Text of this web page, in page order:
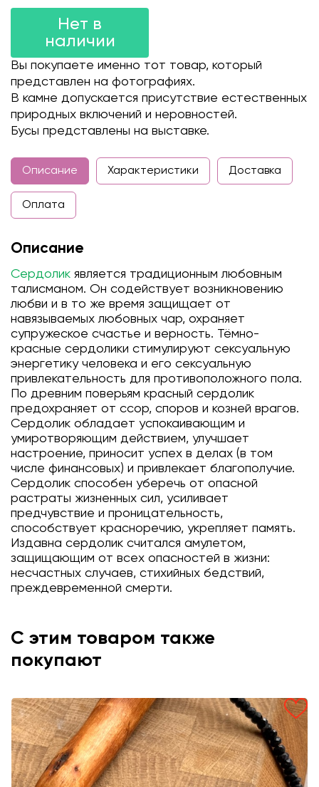
Нет в
наличии
Вы покупаете именно тот товар, который
представлен на фотографиях.
В камне допускается присутствие естественных
природных включений и неровностей.
Бусы представлены на выставке.
Описание Характеристики Доставка
Оплата
Описание
Сердолик является традиционным любовным
талисманом. Он содействует возникновению
любви и в то же время защищает от
навязываемых любовных чар, охраняет
супружеское счастье и верность. Тёмно-
красные сердолики стимулируют сексуальную
энергетику человека и его сексуальную
привлекательность для противоположного пола.
По древним поверьям красный сердолик
предохраняет от ссор, споров и козней врагов.
Сердолик обладает успокаивающим и
умиротворяющим действием, улучшает
настроение, приносит успех в делах (в том
числе финансовых) и привлекает благополучие.
Сердолик способен уберечь от опасной
растраты жизненных сил, усиливает
предчувствие и проницательность,
способствует красноречию, укрепляет память.
Издавна сердолик считался амулетом,
защищающим от всех опасностей в жизни:
несчастных случаев, стихийных бедствий,
преждевременной смерти.
С этим товаром также
покупают